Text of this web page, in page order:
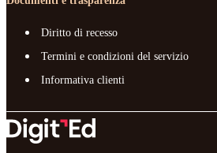
Diritto di recesso
Termini e condizioni del servizio
Informativa clienti